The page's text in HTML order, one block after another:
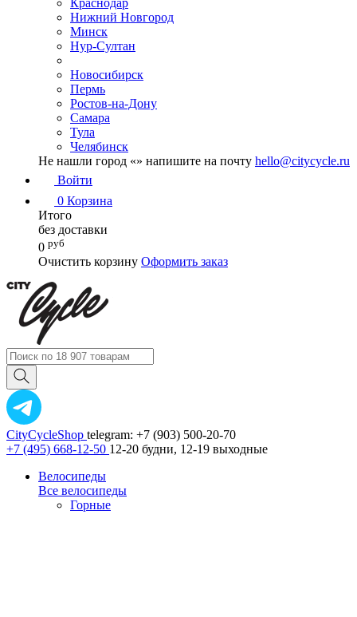
Краснодар
Нижний Новгород
Минск
Нур-Султан
Новосибирск
Пермь
Ростов-на-Дону
Самара
Тула
Челябинск
Не нашли город «» напишите на почту hello@citycycle.ru
Войти
0 Корзина
Итого
без доставки
0 руб
Очистить корзину Оформить заказ
CityCycleShop telegram: +7 (903) 500-20-70
+7 (495) 668-12-50 12-20 будни, 12-19 выходные
Велосипеды
Все велосипеды
Горные